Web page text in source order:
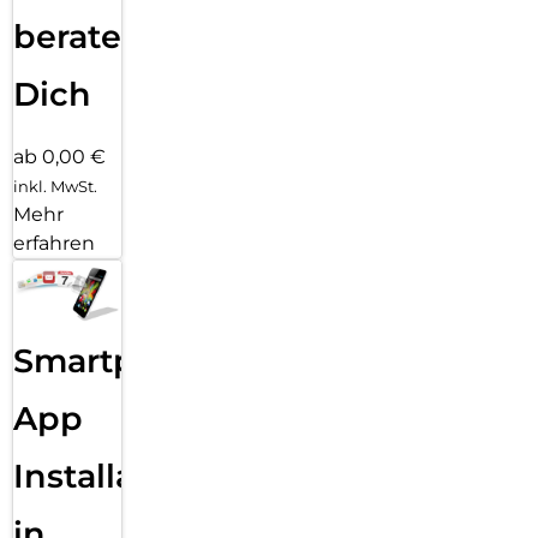
beraten
Dich
ab 0,00 €
inkl. MwSt.
Mehr
erfahren
Smartphone
App
Installation